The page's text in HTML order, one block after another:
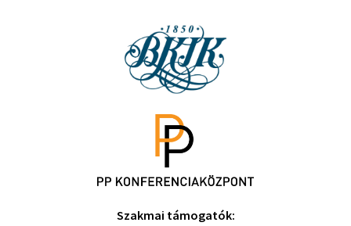
Szakmai támogatók: